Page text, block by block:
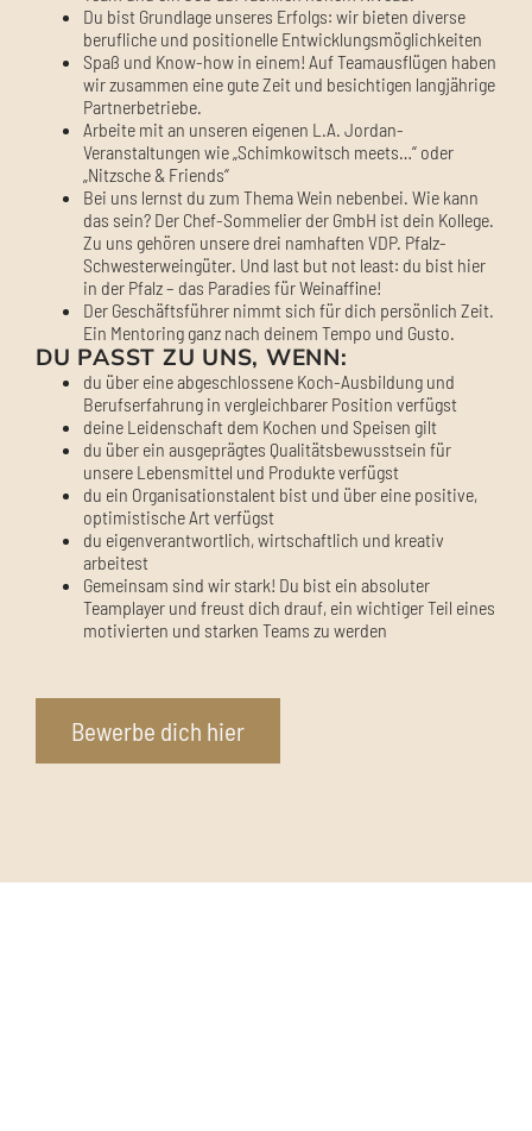
Du bist Grundlage unseres Erfolgs: wir bieten diverse
berufliche und positionelle Entwicklungsmöglichkeiten
Spaß und Know-how in einem! Auf Teamausflügen haben
wir zusammen eine gute Zeit und besichtigen langjährige
Partnerbetriebe.
Arbeite mit an unseren eigenen L.A. Jordan-
Veranstaltungen wie „Schimkowitsch meets…“ oder
„Nitzsche & Friends“
Bei uns lernst du zum Thema Wein nebenbei. Wie kann
das sein? Der Chef-Sommelier der GmbH ist dein Kollege.
Zu uns gehören unsere drei namhaften VDP. Pfalz-
Schwesterweingüter. Und last but not least: du bist hier
in der Pfalz – das Paradies für Weinaffine!
Der Geschäftsführer nimmt sich für dich persönlich Zeit.
Ein Mentoring ganz nach deinem Tempo und Gusto.
DU PASST ZU UNS, WENN:
du über eine abgeschlossene Koch-Ausbildung und
Berufserfahrung in vergleichbarer Position verfügst
deine Leidenschaft dem Kochen und Speisen gilt
du über ein ausgeprägtes Qualitätsbewusstsein für
unsere Lebensmittel und Produkte verfügst
du ein Organisationstalent bist und über eine positive,
optimistische Art verfügst
du eigenverantwortlich, wirtschaftlich und kreativ
arbeitest
Gemeinsam sind wir stark! Du bist ein absoluter
Teamplayer und freust dich drauf, ein wichtiger Teil eines
motivierten und starken Teams zu werden